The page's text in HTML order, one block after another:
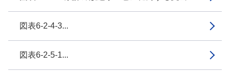
図表6-2-4-3...
図表6-2-5-1...